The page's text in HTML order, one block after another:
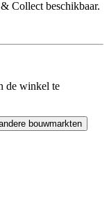
Collect beschikbaar.
de winkel te
bouwmarkten